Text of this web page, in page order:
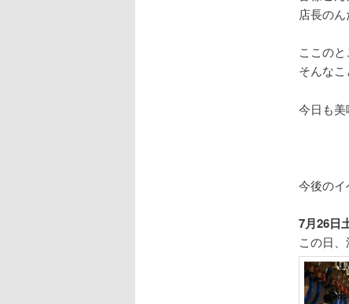
店長の
ここの
そんな
今日も美
今後の
7月26日
この日